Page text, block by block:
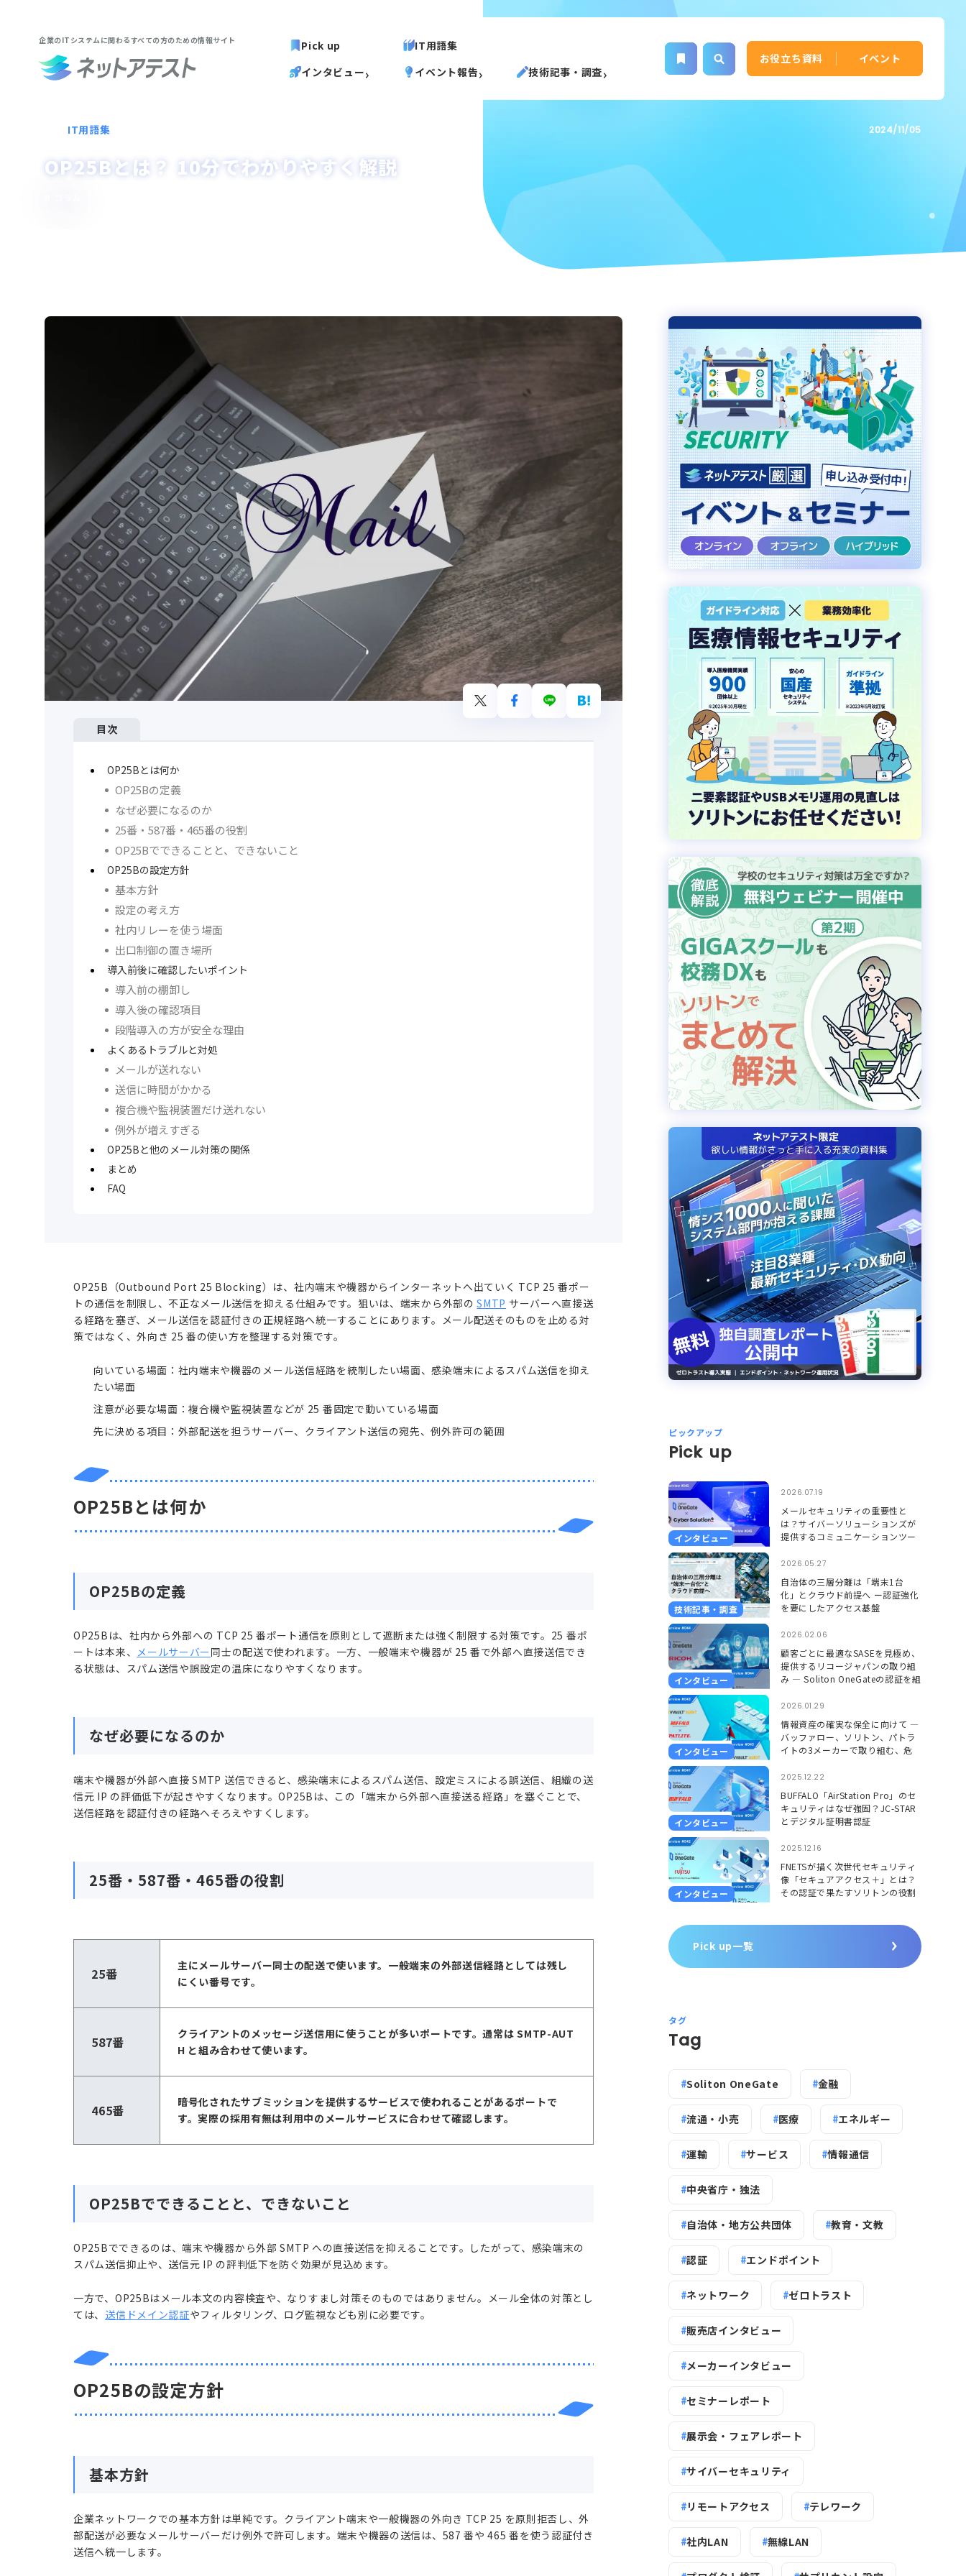
企業のITシステムに関わるすべての方のための情報サイト Pick up
IT用語集
インタビュー
イベント報告 技術記事・調査
お役立ち資料 イベント
IT用語集 2024/11/05
OP25Bとは？ 10分でわかりやすく解説
目次
OP25Bとは何か
OP25Bの定義
なぜ必要になるのか
25番・587番・465番の役割
OP25Bでできることと、できないこと
OP25Bの設定方針
基本方針
設定の考え方
社内リレーを使う場面
出口制御の置き場所
導入前後に確認したいポイント
導入前の棚卸し
導入後の確認項目
段階導入の方が安全な理由
よくあるトラブルと対処
メールが送れない
送信に時間がかかる
複合機や監視装置だけ送れない
例外が増えすぎる
OP25Bと他のメール対策の関係
まとめ
FAQ
OP25B（Outbound Port 25 Blocking）は、社内端末や機器からインターネットへ出ていく TCP 25 番ポー
トの通信を制限し、不正なメール送信を抑える仕組みです。狙いは、端末から外部のSMTP サーバーへ直接送
る経路を塞ぎ、メール送信を認証付きの正規経路へ統一することにあります。メール配送そのものを止める対
策ではなく、外向き 25 番の使い方を整理する対策です。
向いている場面：社内端末や機器のメール送信経路を統制したい場面、感染端末によるスパム送信を抑え
たい場面
注意が必要な場面：複合機や監視装置などが 25 番固定で動いている場面
先に決める項目：外部配送を担うサーバー、クライアント送信の宛先、例外許可の範囲
OP25Bとは何か
OP25Bの定義
OP25Bは、社内から外部への TCP 25 番ポート通信を原則として遮断または強く制限する対策です。25 番ポ
ートは本来、
メールサーバー同士の配送で使われます。一方、一般端末や機器が 25 番で外部へ直接送信でき
る状態は、スパム送信や誤設定の温床になりやすくなります。
なぜ必要になるのか
端末や機器が外部へ直接 SMTP 送信できると、感染端末によるスパム送信、設定ミスによる誤送信、組織の送
信元 IP の評価低下が起きやすくなります。OP25Bは、この「端末から外部へ直接送る経路」を塞ぐことで、
送信経路を認証付きの経路へそろえやすくします。
25番・587番・465番の役割
25番
主にメールサーバー同士の配送で使います。一般端末の外部送信経路としては残し
にくい番号です。
587番 クライアントのメッセージ送信用に使うことが多いポートです。通常はSMTP-AUT
H と組み合わせて使います。
465番
暗号化されたサブミッションを提供するサービスで使われることがあるポートで
す。実際の採用有無は利用中のメールサービスに合わせて確認します。
OP25Bでできることと、できないこと
OP25Bでできるのは、端末や機器から外部 SMTP への直接送信を抑えることです。したがって、感染端末の
スパム送信抑止や、送信元 IP の評判低下を防ぐ効果が見込めます。
一方で、OP25Bはメール本文の内容検査や、なりすまし対策そのものではありません。メール全体の対策とし
ては、 送信ドメイン認証やフィルタリング、ログ監視なども別に必要です。
OP25Bの設定方針
基本方針
企業ネットワークでの基本方針は単純です。クライアント端末や一般機器の外向き TCP 25 を原則拒否し、外
部配送が必要なメールサーバーだけ例外で許可します。端末や機器の送信は、587 番や 465 番を使う認証付き
送信へ統一します。
ピックアップ
Pick up
インタビュー
2026.07.19
メールセキュリティの重要性と
は？サイバーソリューションズが
提供するコミュニケーションツー
Soliton OneGate
技術記事・調査
2026.05.27
自治体の三層分離は「端末1台
化」とクラウド前提へ ー認証強化
を要にしたアクセス基盤
インタビュー
2026.02.06
顧客ごとに最適なSASEを見極め、
提供するリコージャパンの取り組
み ― Soliton OneGateの認証を組
境に ―
インタビュー
2026.01.29
情報資産の確実な保全に向けて ―
バッファロー、ソリトン、パトラ
イトの3メーカーで取り組む、危
捉えるソリューション ―
インタビュー
2025.12.22
BUFFALO「AirStation Pro」のセ
キュリティはなぜ強固？JC-STAR
とデジタル証明書認証
インタビュー
2025.12.16
FNETSが描く次世代セキュリティ
像「セキュアアクセス＋」とは？
その認証で果たすソリトンの役割
Pick up一覧
タグ
Tag
Soliton OneGate 金融
流通・小売 医療 エネルギー
運輸 サービス 情報通信
中央省庁・独法
自治体・地方公共団体 教育・文教
認証 エンドポイント
ネットワーク ゼロトラスト
販売店インタビュー
メーカーインタビュー
セミナーレポート
展示会・フェアレポート
サイバーセキュリティ
リモートアクセス テレワーク
社内LAN 無線LAN